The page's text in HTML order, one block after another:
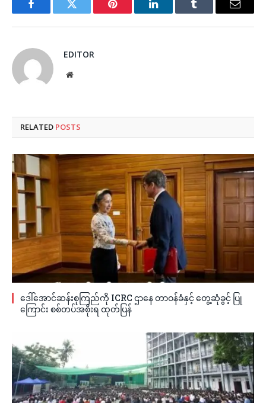
FacebookTwitter Pinterest LinkedInTumblr Email
EDITOR
Website
RELATED POSTS
ဒေါ်အောင်ဆန်းစုကြည်ကို ICRC ဌာနေ တာဝန်ခံနှင့် တွေ့ဆုံခွင့် ပြု
ကြောင်း စစ်တပ်အစိုးရ ထုတ်ပြန်